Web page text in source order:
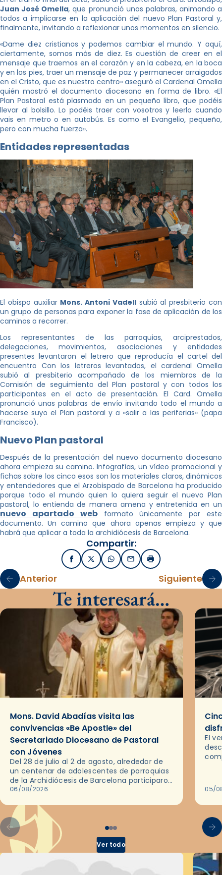
Juan José Omella, que pronunció unas palabras, animando a
todos a implicarse en la aplicación del nuevo Plan Pastoral y,
finalmente, invitando a reflexionar unos momentos en silencio.
«Dame diez cristianos y podemos cambiar el mundo. Y aquí,
ciertamente, somos más de diez. Es cuestión de creer en el
mensaje que traemos en el corazón y en la cabeza, en la boca
y en los pies, traer un mensaje de paz y permanecer arraigados
en el Cristo, que es nuestro centro» aseguró el Cardenal Omella
quién mostró el documento diocesano en forma de libro. «El
Plan Pastoral está plasmado en un pequeño libro, que podéis
llevar al bolsillo. Lo podéis traer con vosotros y leerlo cuando
vais en metro o en autobús. Es como el Evangelio, pequeño,
pero con mucha fuerza».
Entidades representadas
El obispo auxiliar Mons. Antoni Vadellsubió al presbiterio con
un grupo de personas para exponer la fase de aplicación de los
caminos a recorrer.
Los representantes de las parroquias, arciprestados,
delegaciones, movimientos, asociaciones y entidades
presentes levantaron el letrero que reproducía el cartel del
encuentro Con los letreros levantados, el cardenal Omella
subió al presbiterio acompañado de los miembros de la
Comisión de seguimiento del Plan pastoral y con todos los
participantes en el acto de presentación. El Card. Omella
pronunció unas palabras de envío invitando todo el mundo a
hacerse suyo el Plan pastoral y a «salir a las periferias» (papa
Francisco).
Nuevo Plan pastoral
Después de la presentación del nuevo documento diocesano
ahora empieza su camino. Infografías, un vídeo promocional y
fichas sobre los cinco esos son los materiales claros, dinámicos
y entendedores que el Arzobispado de Barcelona ha producido
porque todo el mundo quien lo quiera seguir el nuevo Plan
pastoral, lo entienda de manera amena y entretenida en un
nuevo apartado webformato únicamente por este
documento. Un camino que ahora apenas empieza y que
habrá que aplicar a toda la archidiócesis de Barcelona.
Compartir:
FacebookX / TwitterWhatsApp
EmailImprimir
Anterior Siguiente
Te interesará…
Mons. David Abadías visita las
convivencias «Be Apostle» del
Secretariado Diocesano de Pastoral
con Jóvenes
Del 28 de julio al 2 de agosto, alrededor de
un centenar de adolescentes de parroquias
de la Archidiócesis de Barcelona participaron
en las convivencias Be Apostle, organizadas
06/08/2026
El
05/
Ver todo